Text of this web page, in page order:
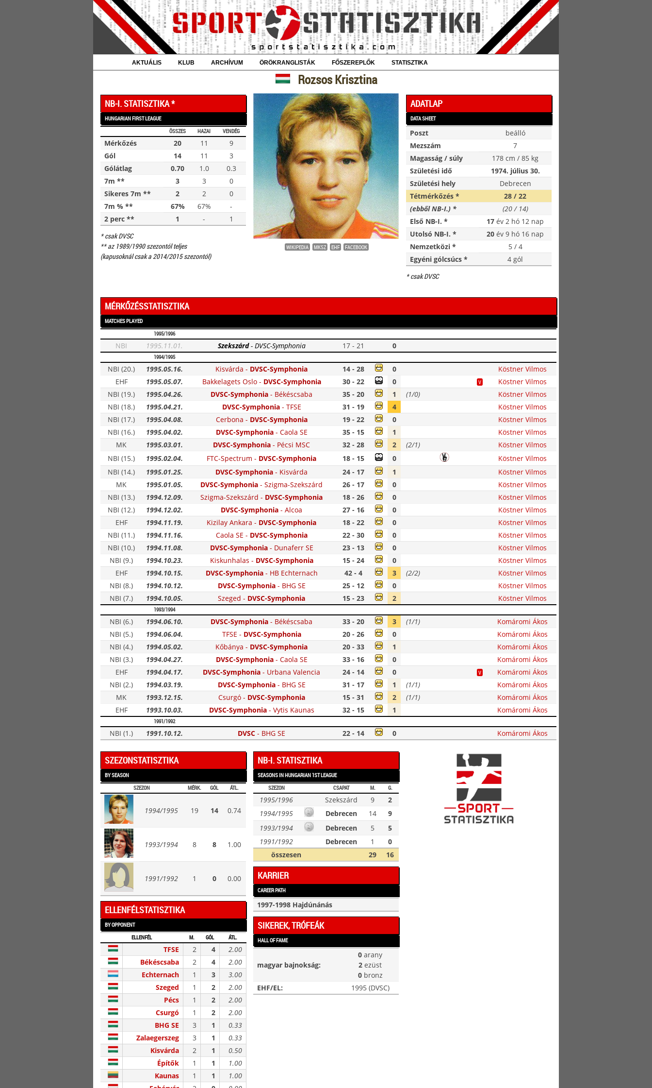
AKTUÁLIS KLUB ARCHÍVUM ÖRÖKRANGLISTÁK FŐSZEREPLŐK STATISZTIKA
Rozsos Krisztina
NB-I. STATISZTIKA *
HUNGARIAN FIRST LEAGUE
ÖSSZES
HAZAI VENDÉG
Mérkőzés 20 11
9
Gól
14 11
3
Gólátlag
0.70 1.0
0.3
7m **
3 3
0
Sikeres 7m **
2 2
0
7m % **
67% 67%
-
2 perc **
1 -
1
* csak DVSC
** az 1989/1990 szezontól teljes
(kapusoknál csak a 2014/2015 szezontól)
WIKIPEDIA MKSZ EHF FACEBOOK
ADATLAP
DATA SHEET
Poszt
beálló
Mezszám
7
Magasság / súly
178 cm / 85 kg
Születési idő
1974. július 30.
Születési hely
Debrecen
Tétmérkőzés *
28 / 22
(ebből NB-I.) *
(20 / 14)
Első NB-I. *
17 év 2 hó 12 nap
Utolsó NB-I. *
20 év 9 hó 16 nap
Nemzetközi *
5 / 4
Egyéni gólcsúcs *
4 gól
* csak DVSC
MÉRKŐZÉSSTATISZTIKA
MATCHES PLAYED
1995/1996
NBI 1995.11.01. Szekszárd- DVSC-Symphonia 17 - 21 0
1994/1995
NBI (20.) 1995.05.16. Kisvárda - DVSC-Symphonia 14 - 28 0
Köstner Vilmos
EHF
1995.05.07. Bakkelagets Oslo- DVSC-Symphonia 30 - 22 0 V
Köstner Vilmos
NBI (19.)
1995.04.26. DVSC-Symphonia - Békéscsaba 35 - 20 1 (1/0)
Köstner Vilmos
NBI (18.)
1995.04.21. DVSC-Symphonia- TFSE 31 - 19 4
Köstner Vilmos
NBI (17.)
1995.04.08. Cerbona - DVSC-Symphonia 19 - 22 0
Köstner Vilmos
NBI (16.)
1995.04.02. DVSC-Symphonia- Caola SE 35 - 15 1
Köstner Vilmos
MK
1995.03.01. DVSC-Symphonia - Pécsi MSC 32 - 28 2 (2/1)
Köstner Vilmos
NBI (15.)
1995.02.04. FTC-Spectrum - DVSC-Symphonia 18 - 15 0
Köstner Vilmos
NBI (14.)
1995.01.25. DVSC-Symphonia - Kisvárda 24 - 17 1
Köstner Vilmos
MK
1995.01.05. DVSC-Symphonia - Szigma-Szekszárd 26 - 17 0
Köstner Vilmos
NBI (13.)
1994.12.09. Szigma-Szekszárd - DVSC-Symphonia 18 - 26 0
Köstner Vilmos
NBI (12.)
1994.12.02. DVSC-Symphonia - Alcoa 27 - 16 0
Köstner Vilmos
EHF
1994.11.19. Kizilay Ankara - DVSC-Symphonia 18 - 22 0
Köstner Vilmos
NBI (11.)
1994.11.16. Caola SE - DVSC-Symphonia 22 - 30 0
Köstner Vilmos
NBI (10.)
1994.11.08. DVSC-Symphonia- Dunaferr SE 23 - 13 0
Köstner Vilmos
NBI (9.)
1994.10.23. Kiskunhalas - DVSC-Symphonia 15 - 24 0
Köstner Vilmos
EHF
1994.10.15. DVSC-Symphonia- HB Echternach 42 - 4 3 (2/2)
Köstner Vilmos
NBI (8.)
1994.10.12. DVSC-Symphonia- BHG SE 25 - 12 0
Köstner Vilmos
NBI (7.)
1994.10.05. Szeged - DVSC-Symphonia 15 - 23 2 Köstner Vilmos
1993/1994
NBI (6.) 1994.06.10. DVSC-Symphonia - Békéscsaba 33 - 20 3 (1/1)
Komáromi Ákos
NBI (5.)
1994.06.04. TFSE - DVSC-Symphonia 20 - 26 0
Komáromi Ákos
NBI (4.)
1994.05.02. Kőbánya - DVSC-Symphonia 20 - 33 1
Komáromi Ákos
NBI (3.)
1994.04.27. DVSC-Symphonia- Caola SE 33 - 16 0
Komáromi Ákos
EHF
1994.04.17. DVSC-Symphonia - Urbana Valencia 24 - 14 0 V
Komáromi Ákos
NBI (2.)
1994.03.19. DVSC-Symphonia- BHG SE 31 - 17 1 (1/1)
Komáromi Ákos
MK
1993.12.15. Csurgó- DVSC-Symphonia 15 - 31 2 (1/1)
Komáromi Ákos
EHF
1993.10.03. DVSC-Symphonia- Vytis Kaunas 32 - 15 1 Komáromi Ákos
1991/1992
NBI (1.) 1991.10.12. DVSC - BHG SE 22 - 14 0 Komáromi Ákos
SZEZONSTATISZTIKA
BY SEASON
SZEZON
MÉRK. GÓL ÁTL.
1994/1995 19 14 0.74
1993/1994 8 8 1.00
1991/1992 1 0 0.00
ELLENFÉLSTATISZTIKA
BY OPPONENT
ELLENFÉL
M. GÓL ÁTL.
TFSE 2 4
2.00
Békéscsaba
2 4
2.00
Echternach
1 3
3.00
Szeged
1 2
2.00
Pécs
1 2
2.00
Csurgó
1 2
2.00
BHG SE
3 1
0.33
Zalaegerszeg
3 1
0.33
Kisvárda
2 1
0.50
Építők
1 1
1.00
Kaunas
1 1
1.00
NB-I. STATISZTIKA
SEASONS IN HUNGARIAN 1ST LEAGUE
SZEZON
CSAPAT M. G.
1995/1996 Szekszárd 9
2
1994/1995
Debrecen 14
9
1993/1994
Debrecen 5
5
1991/1992
Debrecen 1
0
összesen
29 16
KARRIER
CAREER PATH
1997-1998 Hajdúnánás
SIKEREK, TRÓFEÁK
HALL OF FAME
magyar bajnokság:
0 arany
2 ezüst
0bronz
EHF/EL:
1995 (DVSC)